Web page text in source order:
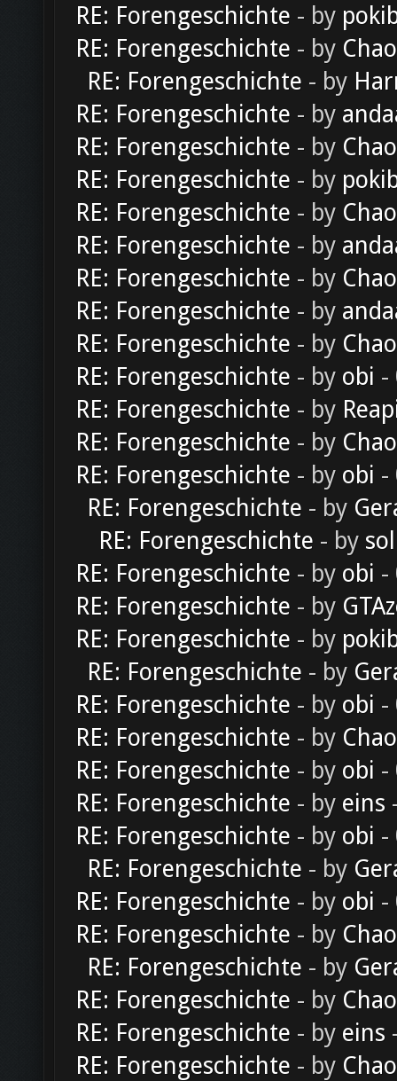
RE: Forengeschichte - by
RE: Forengeschichte - by
RE: Forengeschichte - by
RE: Forengeschichte - by
RE: Forengeschichte - by
RE: Forengeschichte - by
RE: Forengeschichte - by
RE: Forengeschichte - by
RE: Forengeschichte - by
RE: Forengeschichte - by
RE: Forengeschichte - by
RE: Forengeschichte - by obi -
RE: Forengeschichte - by
RE: Forengeschichte - by
RE: Forengeschichte - by obi -
RE: Forengeschichte - by
RE: Forengeschichte - by
RE: Forengeschichte - by obi -
RE: Forengeschichte - by
RE: Forengeschichte - by
RE: Forengeschichte - by
RE: Forengeschichte - by obi -
RE: Forengeschichte - by
RE: Forengeschichte - by obi -
RE: Forengeschichte - by eins
RE: Forengeschichte - by obi -
RE: Forengeschichte - by
RE: Forengeschichte - by obi -
RE: Forengeschichte - by
RE: Forengeschichte - by
RE: Forengeschichte - by
RE: Forengeschichte - by eins
RE: Forengeschichte - by